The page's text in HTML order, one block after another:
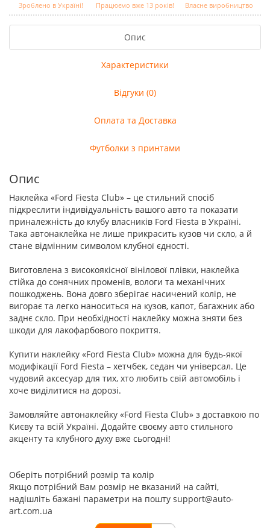
Зроблено в Україні! Працюємо вже 13 років! Власне виробництво
Опис
Характеристики
Відгуки (0)
Оплата та Доставка
Футболки з принтами
Опис
Наклейка «Ford Fiesta Club» – це стильний спосіб
підкреслити індивідуальність вашого авто та показати
приналежність до клубу власників Ford Fiesta в Україні.
Така автонаклейка не лише прикрасить кузов чи скло, а й
стане відмінним символом клубної єдності.
Виготовлена з високоякісної вінілової плівки, наклейка
стійка до сонячних променів, вологи та механічних
пошкоджень. Вона довго зберігає насичений колір, не
вигорає та легко наноситься на кузов, капот, багажник або
заднє скло. При необхідності наклейку можна зняти без
шкоди для лакофарбового покриття.
Купити наклейку «Ford Fiesta Club» можна для будь-якої
модифікації Ford Fiesta – хетчбек, седан чи універсал. Це
чудовий аксесуар для тих, хто любить свій автомобіль і
хоче виділитися на дорозі.
Замовляйте автонаклейку «Ford Fiesta Club» з доставкою по
Києву та всій Україні. Додайте своєму авто стильного
акценту та клубного духу вже сьогодні!
Оберіть потрібний розмір та колір
Якщо потрібний Вам розмір не вказаний на сайті,
надішліть бажані параметри на пошту support@auto-
art.com.ua